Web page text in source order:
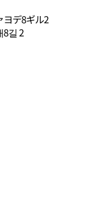
ヨデ8ギル2
길 2